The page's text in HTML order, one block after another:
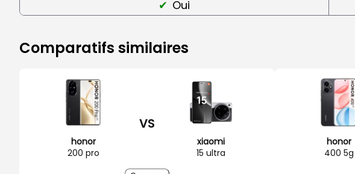
Oui
Comparatifs similaires
honor
200 pro
VS
xiaomi
15 ultra
honor
400 5g